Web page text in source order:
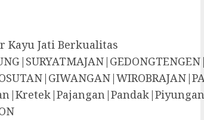
Kayu Jati Berkualitas